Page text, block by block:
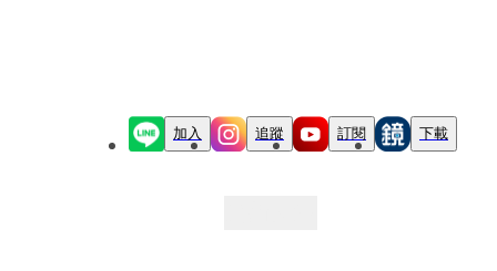
加入 追蹤 訂閱 下載